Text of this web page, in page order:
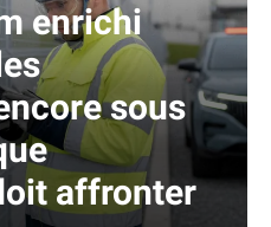
enrichi
sous
affronter